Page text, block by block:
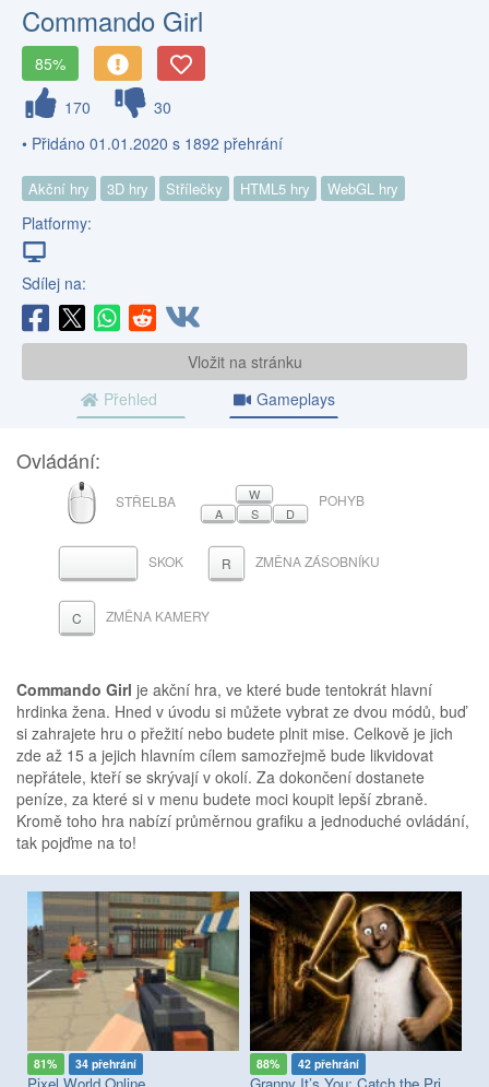
Commando Girl
85%
170
30
• Přidáno 01.01.2020 s 1892 přehrání
Akční hry 3D hry Střílečky HTML5 hry WebGL hry
Platformy:
Sdílej na:
Vložit na stránku
Přehled
Gameplays
Ovládání:
MYŠ
STŘELBA
W
A
S D
POHYB
MEZERNÍKSKOK R ZMĚNA ZÁSOBNÍKU
C ZMĚNA KAMERY
Commando Girl je akční hra, ve které bude tentokrát hlavní
hrdinka žena. Hned v úvodu si můžete vybrat ze dvou módů, buď
si zahrajete hru o přežití nebo budete plnit mise. Celkově je jich
zde až 15 a jejich hlavním cílem samozřejmě bude likvidovat
nepřátele, kteří se skrývají v okolí. Za dokončení dostanete
peníze, za které si v menu budete moci koupit lepší zbraně.
Kromě toho hra nabízí průměrnou grafiku a jednoduché ovládání,
tak pojďme na to!
81% 34 přehrání 88% 42 přehrání